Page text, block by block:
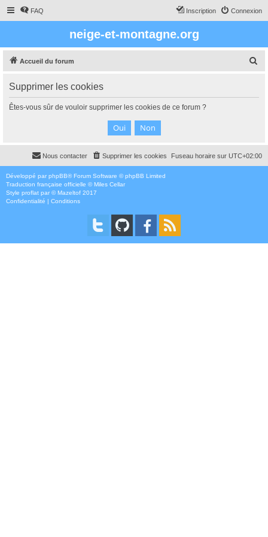
FAQ Connexion
Inscription
neige-et-montagne.org
Accueil du forum
c
Supprimer les cookies
Êtes-vous sûr de vouloir supprimer les cookies de ce forum ?
Fuseau horaire sur UTC+02:00
Supprimer les cookies
Nous contacter
Développé par phpBB® Forum Software © phpBB Limited
Traduction française officielle ©Miles Cellar
Style proflat par ©Mazeltof 2017
Confidentialité | Conditions